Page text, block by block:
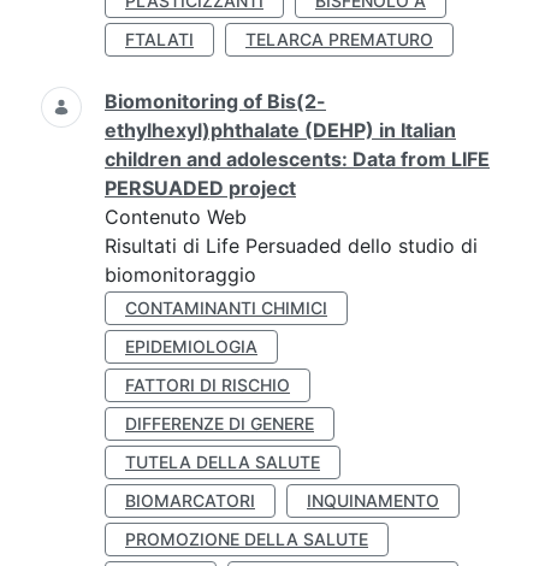
FTALATI
TELARCA PREMATURO
Biomonitoring of Bis(2-
ethylhexyl)phthalate (DEHP) in Italian
children and adolescents: Data from LIFE
PERSUADED project
Contenuto Web
Risultati di Life Persuaded dello studio di
biomonitoraggio
CONTAMINANTI CHIMICI
EPIDEMIOLOGIA
FATTORI DI RISCHIO
DIFFERENZE DI GENERE
TUTELA DELLA SALUTE
BIOMARCATORI
INQUINAMENTO
PROMOZIONE DELLA SALUTE